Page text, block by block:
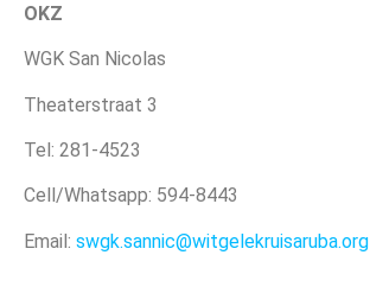
OKZ
WGK San Nicolas
Theaterstraat 3
Tel: 281-4523
Cell/Whatsapp: 594-8443
Email: swgk.sannic@witgelekruisaruba.org